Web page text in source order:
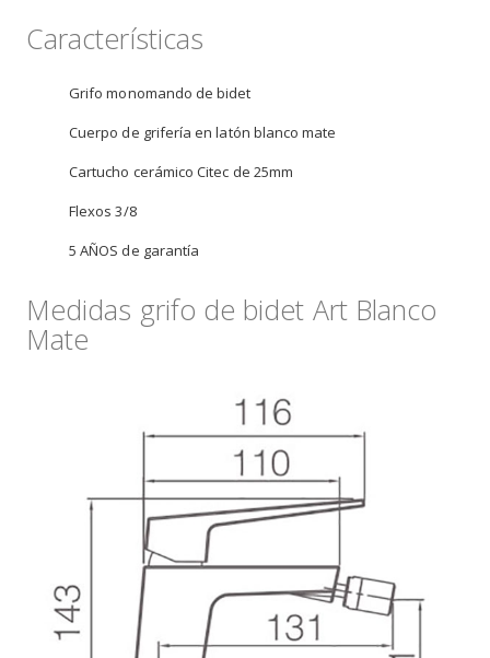
Características
Grifo monomando de bidet
Cuerpo de grifería en latón blanco mate
Cartucho cerámico Citec de 25mm
Flexos 3/8
5 AÑOS de garantía
Medidas grifo de bidet Art Blanco
Mate